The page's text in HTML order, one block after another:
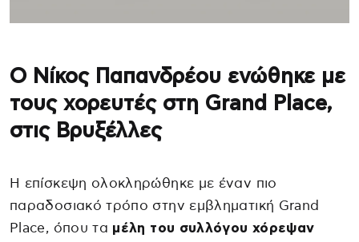
Ο Νίκος Παπανδρέου ενώθηκε με
τους χορευτές στη Grand Place,
στις Βρυξέλλες
Η επίσκεψη ολοκληρώθηκε με έναν πιο
παραδοσιακό τρόπο στην εμβληματική Grand
Place, όπου τα μέλη του συλλόγου χόρεψαν